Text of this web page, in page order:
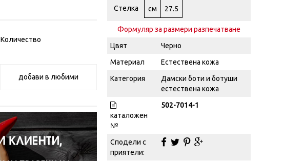
Количество
добави в любими
Стелка см 27.5
Формуляр за размери разпечатване
Цвят
Черно
Материал
Естествена кожа
Категория
Дамски боти и ботуши
естествена кожа
каталожен
№
502-7014-1
Сподели с
приятели: